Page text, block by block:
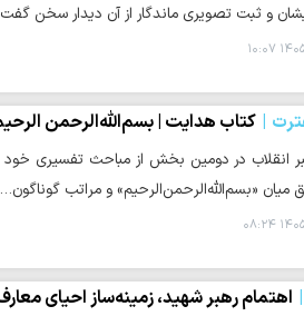
و ثبت تصویری ماندگار از آن دیدار سخن
۱۰:۰۷
کتاب هدایت | بسم‌الله‌الرحمن‌
انقلاب در دومین بخش از مباحث تفسیری خود
میان «بسم‌الله‌الرحمن‌الرحیم» و مراتب گوناگون…
۰۸:۲۴
اهتمام رهبر شهید، زمینه‌ساز احیای